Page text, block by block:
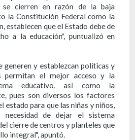
cierren en razón de la baja
la Constitución Federal como la
establecen que el Estado debe de
a la educación", puntualizó en
generen y establezcan políticas y
permitan el mejor acceso y la
educativo, así como la
pues son diversos los factores
estado para que las niñas y niños,
de dejar el sistema
cierre de centros y planteles que
integral", apuntó.